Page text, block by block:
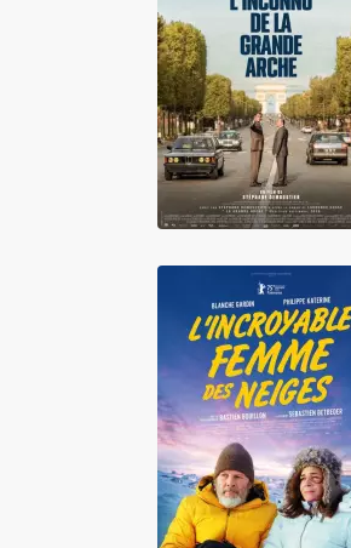
L'Inconnu De La
Grande Arche
L'Incroyable
femme des neiges